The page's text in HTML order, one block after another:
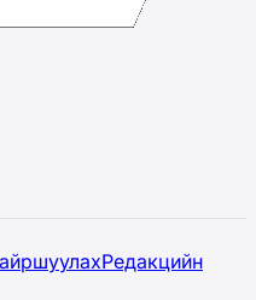
Редакцийн